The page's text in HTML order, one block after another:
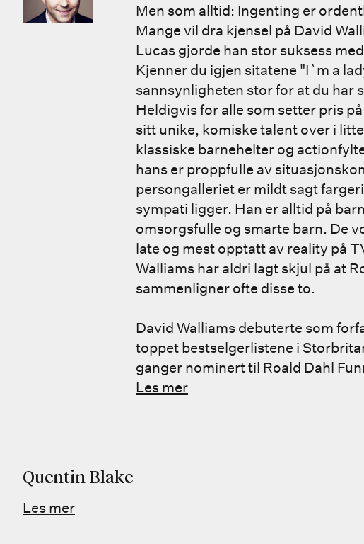
Men som alltid: Ingenting er
Mange vil dra kjensel på David
Lucas gjorde han stor suksess
Kjenner du igjen sitatene "I`m a
sannsynligheten stor for at du har
Heldigvis for alle som setter pris
sitt unike, komiske talent over i
klassiske barnehelter og
hans er proppfulle av
persongalleriet er mildt sagt
sympati ligger. Han er alltid på
omsorgsfulle og smarte barn. De
late og mest opptatt av reality på
Walliams har aldri lagt skjul på at
sammenligner ofte disse to.
David Walliams debuterte som
toppet bestselgerlistene i
ganger nominert til Roald Dahl
Les mer
Quentin Blake
Les mer